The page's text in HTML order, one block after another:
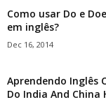
Como usar Do e
em inglês?
Dec 16, 2014
Aprendendo Inglês
Do India And China